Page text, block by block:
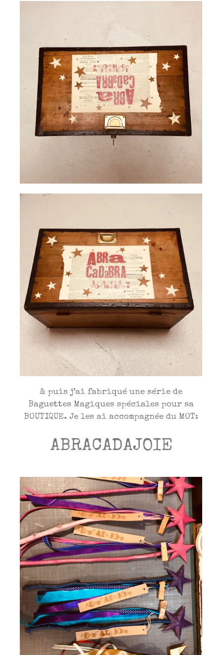
& puis j’ai fabriqué une série de
Baguettes Magiques spéciales pour sa
BOUTIQUE. Je les ai accompagnée du MOT:
ABRACADAJOIE